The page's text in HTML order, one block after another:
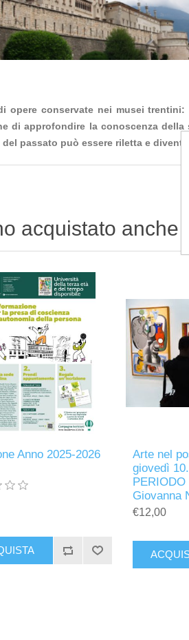
opere conservate nei musei
di approfondire la conoscenza
del passato può essere riletta e
acquistato anche
Anno 2025-2026
Arte nel
giovedì
Giovanna
€12,00